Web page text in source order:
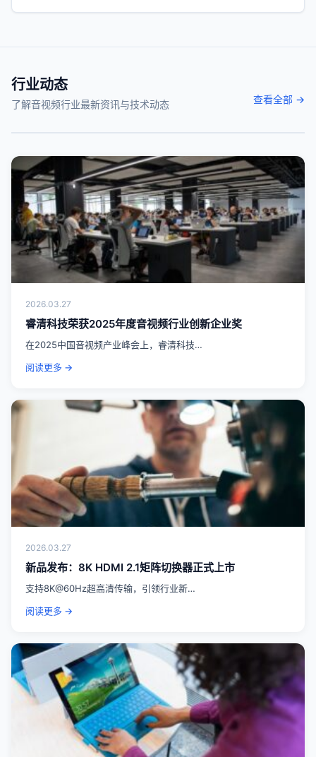
行业动态
了解音视频行业最新资讯与技术动态 查看全部 →
2026.03.27
睿清科技荣获2025年度音视频行业创新企业奖
在2025中国音视频产业峰会上，睿清科技…
阅读更多 →
2026.03.27
新品发布：8K HDMI 2.1矩阵切换器正式上市
支持8K@60Hz超高清传输，引领行业新…
阅读更多 →